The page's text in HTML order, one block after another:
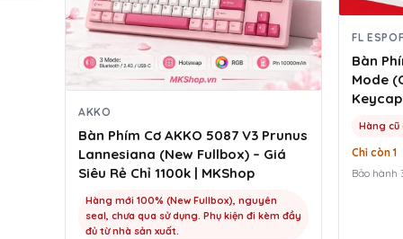
AKKO
Bàn Phím Cơ AKKO 5087 V3 Prunus
Lannesiana (New Fullbox) – Giá
Siêu Rẻ Chỉ 1100k | MKShop
Hàng mới 100% (New Fullbox), nguyên
seal, chưa qua sử dụng. Phụ kiện đi kèm đầy
đủ từ nhà sản xuất.
FL
Bàn
Mode
Hàng cũ
Chỉ còn 1
Bảo hành